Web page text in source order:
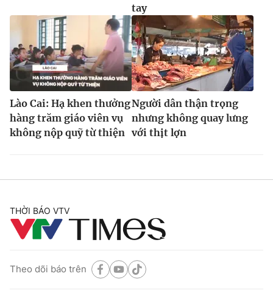
tay
Lào Cai: Hạ khen thưởng
hàng trăm giáo viên vụ
không nộp quỹ từ thiện
Người dân thận trọng
nhưng không quay lưng
với thịt lợn
THỜI BÁO VTV
Theo dõi báo trên